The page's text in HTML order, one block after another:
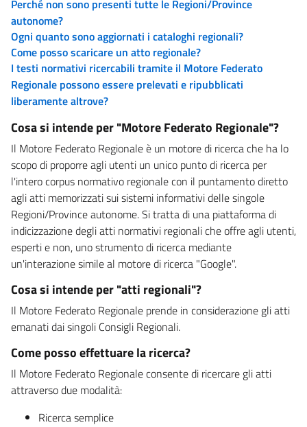
Perché non sono presenti tutte le Regioni/Province
autonome?
Ogni quanto sono aggiornati i cataloghi regionali?
Come posso scaricare un atto regionale?
I testi normativi ricercabili tramite il Motore Federato
Regionale possono essere prelevati e ripubblicati
liberamente altrove?
Cosa si intende per "Motore Federato Regionale"?
Il Motore Federato Regionale è un motore di ricerca che ha lo
scopo di proporre agli utenti un unico punto di ricerca per
l'intero corpus normativo regionale con il puntamento diretto
agli atti memorizzati sui sistemi informativi delle singole
Regioni/Province autonome. Si tratta di una piattaforma di
indicizzazione degli atti normativi regionali che offre agli utenti,
esperti e non, uno strumento di ricerca mediante
un'interazione simile al motore di ricerca "Google".
Cosa si intende per "atti regionali"?
Il Motore Federato Regionale prende in considerazione gli atti
emanati dai singoli Consigli Regionali.
Come posso effettuare la ricerca?
Il Motore Federato Regionale consente di ricercare gli atti
attraverso due modalità:
Ricerca semplice